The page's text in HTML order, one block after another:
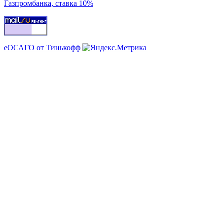
Газпромбанка, ставка 10%
еОСАГО от Тинькофф